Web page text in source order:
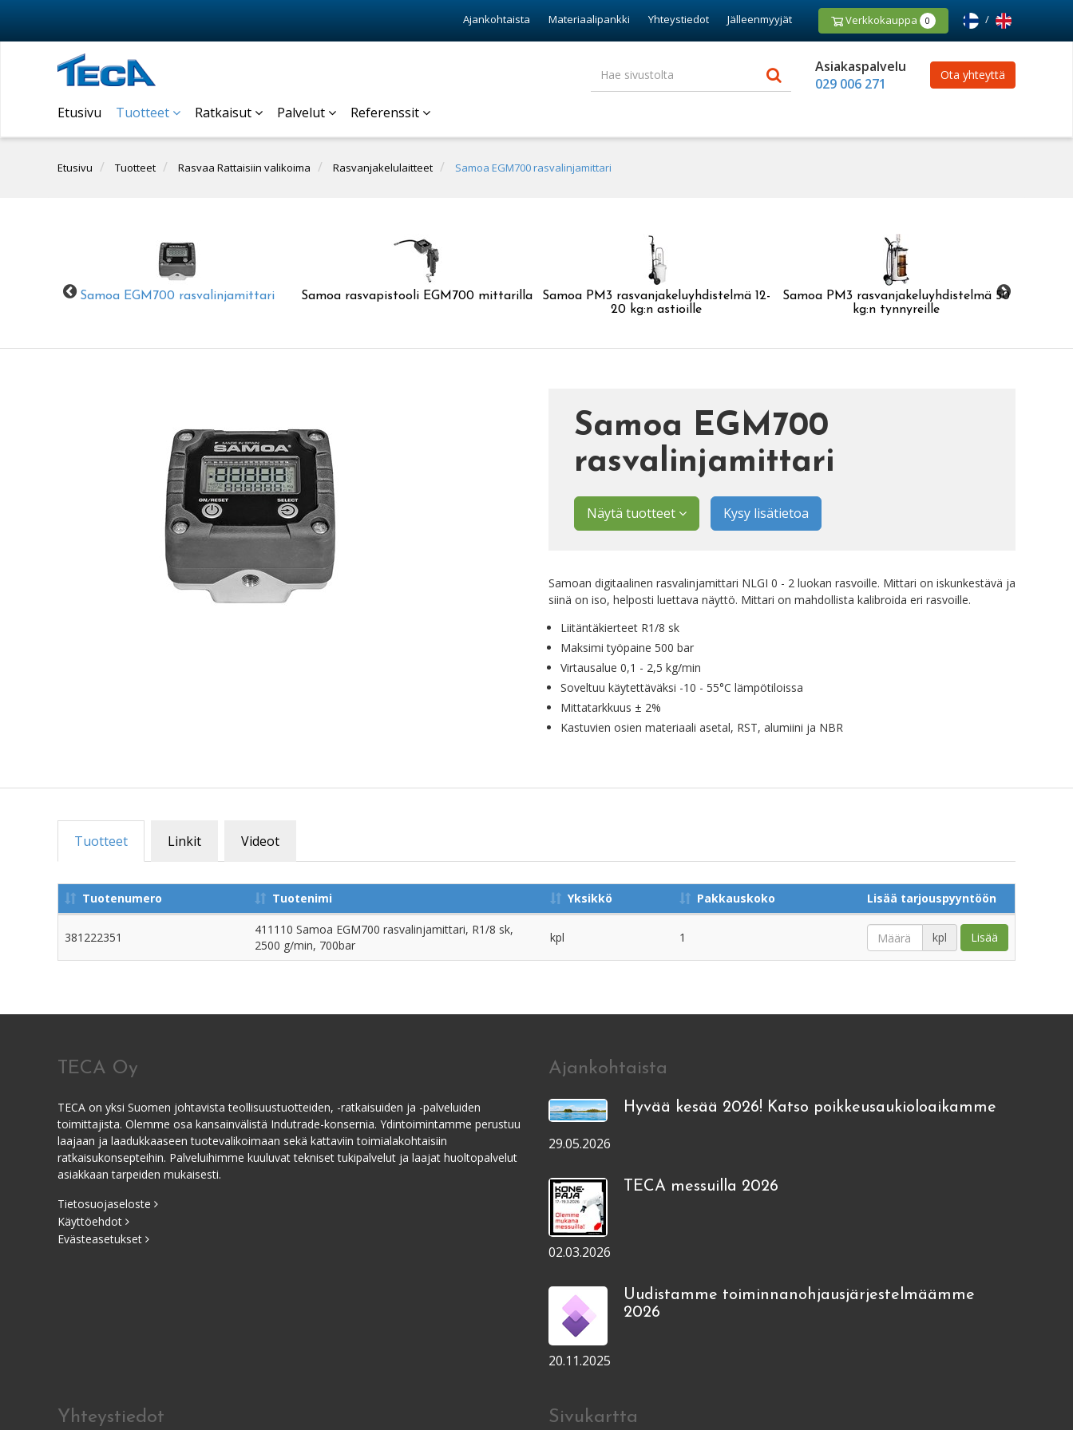
Ajankohtaista Materiaalipankki Yhteystiedot Jälleenmyyjät Verkkokauppa 0 /
Asiakaspalvelu
029 006 271
Ota yhteyttä
Etusivu Tuotteet Ratkaisut Palvelut Referenssit
Etusivu Tuotteet Rasvaa Rattaisiin valikoima Rasvanjakelulaitteet Samoa EGM700 rasvalinjamittari
Samoa EGM700 rasvalinjamittari Samoa rasvapistooli EGM700 mittarilla
Samoa PM3 rasvanjakeluyhdistelmä 12-
20 kg:n astioille
Samoa PM3 rasvanjakeluyhdistelmä 50
kg:n tynnyreille
Samoa EGM700
rasvalinjamittari
Näytä tuotteet Kysy lisätietoa
Samoan digitaalinen rasvalinjamittari NLGI 0 - 2 luokan rasvoille. Mittari on iskunkestävä ja
siinä on iso, helposti luettava näyttö. Mittari on mahdollista kalibroida eri rasvoille.
Liitäntäkierteet R1/8 sk
Maksimi työpaine 500 bar
Virtausalue 0,1 - 2,5 kg/min
Soveltuu käytettäväksi -10 - 55°C lämpötiloissa
Mittatarkkuus ± 2%
Kastuvien osien materiaali asetal, RST, alumiini ja NBR
Tuotteet Linkit Videot
Tuotenumero Tuotenimi Yksikkö Pakkauskoko Lisää tarjouspyyntöön
381222351
411110 Samoa EGM700 rasvalinjamittari, R1/8 sk,
2500 g/min, 700bar
kpl 1 kpl Lisää
TECA Oy
TECA on yksi Suomen johtavista teollisuustuotteiden, -ratkaisuiden ja -palveluiden
toimittajista. Olemme osa kansainvälistä Indutrade-konsernia. Ydintoimintamme perustuu
laajaan ja laadukkaaseen tuotevalikoimaan sekä kattaviin toimialakohtaisiin
ratkaisukonsepteihin. Palveluihimme kuuluvat tekniset tukipalvelut ja laajat huoltopalvelut
asiakkaan tarpeiden mukaisesti.
Tietosuojaseloste
Käyttöehdot
Evästeasetukset
Ajankohtaista
Hyvää kesää 2026! Katso poikkeusaukioloaikamme
29.05.2026
TECA messuilla 2026
02.03.2026
Uudistamme toiminnanohjausjärjestelmäämme
2026
20.11.2025
Yhteystiedot Sivukartta